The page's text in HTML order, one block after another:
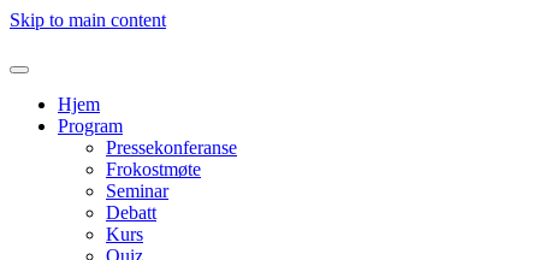
Skip to main content
Hjem
Program
Pressekonferanse
Frokostmøte
Seminar
Debatt
Kurs
Quiz